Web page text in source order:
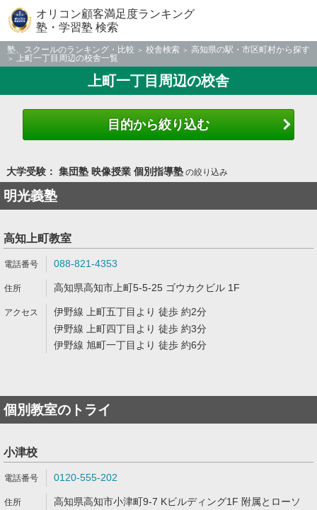
オリコン顧客満足度ランキング
塾・学習塾 検索
塾、スクールのランキング・比較 校舎検索
高知県の駅・市区町村から探す
上町一丁目周辺の校舎一覧
上町一丁目周辺の校舎
目的から絞り込む
大学受験： 集団塾 映像授業 個別指導塾の絞り込み
明光義塾
高知上町教室
088-821-4353
高知県高知市上町5-5-25 ゴウカクビル 1F
伊野線 上町五丁目より 徒歩 約2分
伊野線 上町四丁目より 徒歩 約3分
伊野線 旭町一丁目より 徒歩 約6分
個別教室のトライ
小津校
0120-555-202
高知県高知市小津町9-7 Kビルディング1F 附属とローソ